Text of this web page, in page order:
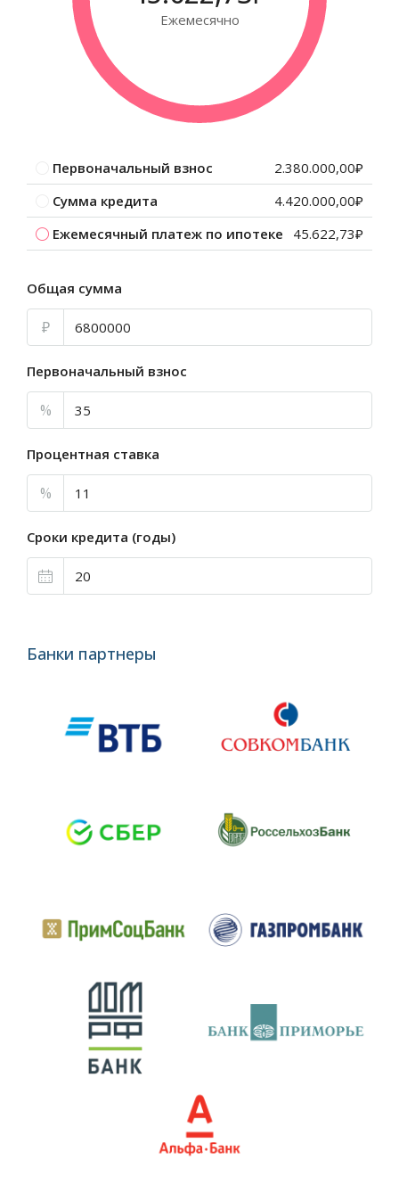
Ежемесячно
Первоначальный взнос
2.380.000,00₽
Сумма кредита
4.420.000,00₽
Ежемесячный платеж по ипотеке
45.622,73₽
Общая сумма
₽
Первоначальный взнос
%
Процентная ставка
%
Сроки кредита (годы)
Банки партнеры